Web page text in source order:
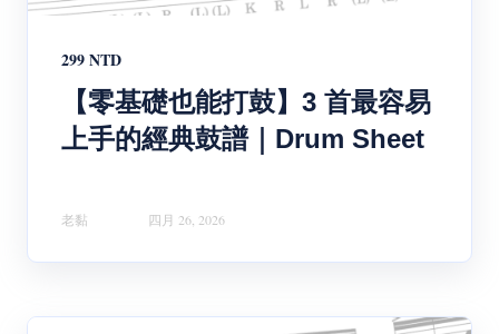
299 NTD
【零基礎也能打鼓】3 首最容易
上手的經典鼓譜｜Drum Sheet
老黏 四月 26, 2026